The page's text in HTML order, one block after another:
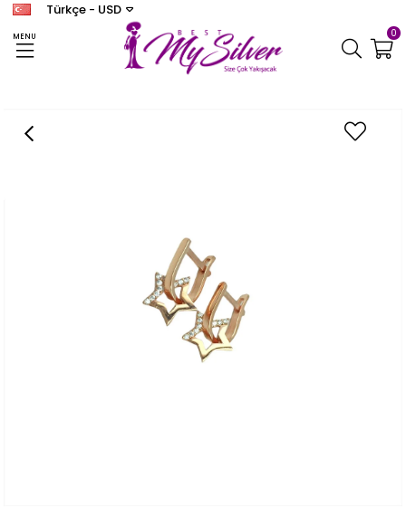
MENU
Türkçe - USD
0
Kadın Yıldız Gümüş Küpe